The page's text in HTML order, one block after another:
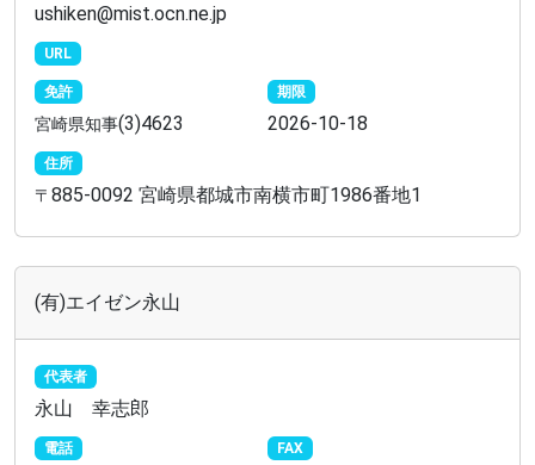
ushiken@mist.ocn.ne.jp
URL
免許
宮崎県知事(3)4623
期限
2026-10-18
住所
〒 885-0092 宮崎県都城市南横市町1986番地1
(有)エイゼン永山
代表者
永山 幸志郎
電話 FAX